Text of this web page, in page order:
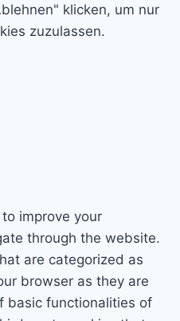
klicken, um nur
zuzulassen.
improve your
through the website.
are categorized as
browser as they are
basic functionalities of